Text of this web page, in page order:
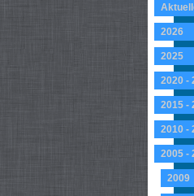
2026
2025
2020 -
2015 -
2010 -
2005 -
2009